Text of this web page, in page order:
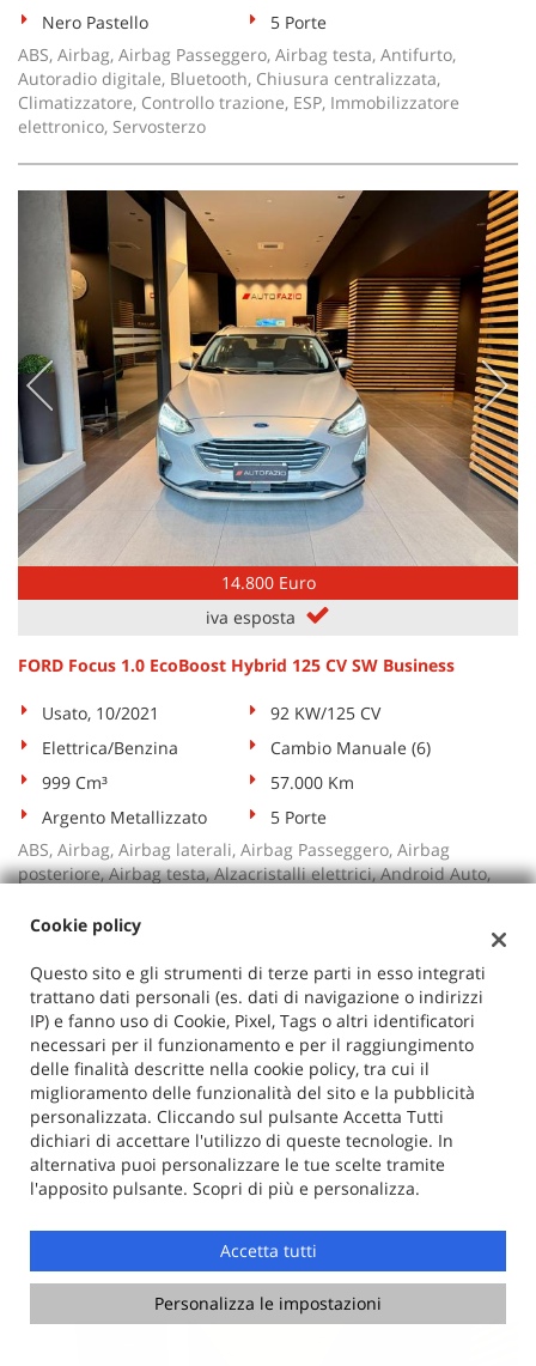
Nero Pastello
5 Porte
ABS, Airbag, Airbag Passeggero, Airbag testa, Antifurto,
Autoradio digitale, Bluetooth, Chiusura centralizzata,
Climatizzatore, Controllo trazione, ESP, Immobilizzatore
elettronico, Servosterzo
14.800 Euro
iva esposta
FORD Focus 1.0 EcoBoost Hybrid 125 CV SW Business
Usato, 10/2021
92 KW/125 CV
Elettrica/Benzina
Cambio Manuale (6)
999 Cm³
57.000 Km
Argento Metallizzato
5 Porte
ABS, Airbag, Airbag laterali, Airbag Passeggero, Airbag
posteriore, Airbag testa, Alzacristalli elettrici, Android Auto,
Boardcomputer, Bracciolo, Cerchi in lega, Chiamata
automatica per emergenze, Chiusura centralizzata, Chiusura
centralizzata senza chiave, Climatizzatore, Controllo
automatico clima, Controllo trazione, Controllo vocale,
Cronologia tagliandi, Cruise Control, ESP, Fari full-LED,
Fendinebbia, Head-up display, Hill holder, Immobilizzatore
elettronico, Isofix, Lettore CD, Leve al volante, Limitatore di
velocità, Luce d'ambiente, Luci diurne, Luci diurne LED,
Monitoraggio pressione pneumatici, MP3, Park Distance
Control, Ruota di riserva, Ruotino, Sedile posteriore sdoppiato,
Sensore di luce, Sensori di parcheggio posteriori, Servosterzo,
Navigatore satellitare, Sound system, Specchietti laterali
assistito, Touch screen, USB, Vivavoce, Volante in pelle, Volante
Cookie policy
Questo sito e gli strumenti di terze parti in esso integrati
trattano dati personali (es. dati di navigazione o indirizzi
IP) e fanno uso di Cookie, Pixel, Tags o altri identificatori
necessari per il funzionamento e per il raggiungimento
delle finalità descritte nella cookie policy, tra cui il
miglioramento delle funzionalità del sito e la pubblicità
personalizzata. Cliccando sul pulsante Accetta Tutti
dichiari di accettare l'utilizzo di queste tecnologie. In
alternativa puoi personalizzare le tue scelte tramite
l'apposito pulsante. Scopri di più e personalizza.
Accetta tutti
Personalizza le impostazioni